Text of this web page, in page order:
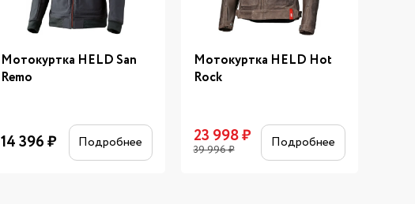
Мотокуртка HELD San
Remo
14 396₽ Подробнее
Мотокуртка HELD Hot
Rock
23 998₽
39 996₽ Подробнее